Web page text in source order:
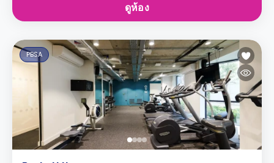
ดูห้อง
PBSA